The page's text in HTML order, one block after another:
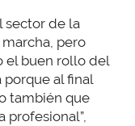
sector de la
pero
el buen rollo del
al final
también que
profesional”,